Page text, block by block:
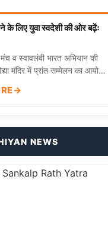
के लिए युवा स्वदेशी की ओर बढ़ेंः
व स्वावलंबी भारत अभियान की
मंदिर में प्रांत सम्मेलन का आयोजन
NEWS